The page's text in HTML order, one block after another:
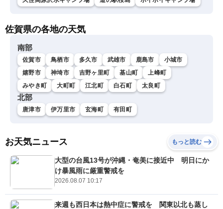
佐賀県の各地の天気
南部
佐賀市 鳥栖市 多久市 武雄市 鹿島市
小城市
嬉野市
神埼市 吉野ヶ里町 基山町
上峰町
みやき町
大町町 江北町 白石町 太良町
北部
唐津市 伊万里市 玄海町 有田町
お天気ニュース もっと読む
大型の台風13号が沖縄・奄美に接近中 明日にか
け暴風雨に厳重警戒を
2026.08.07 10:17
来週も西日本は熱中症に警戒を 関東以北も蒸し